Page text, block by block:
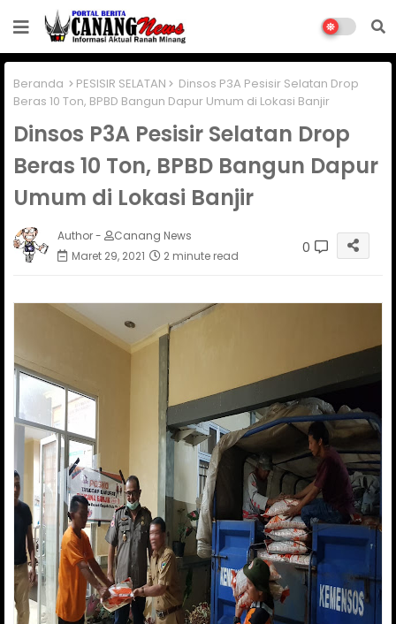
Beranda PESISIR SELATAN
Dinsos P3A Pesisir Selatan Drop
Beras 10 Ton, BPBD Bangun Dapur Umum di Lokasi Banjir
Dinsos P3A Pesisir Selatan Drop
Beras 10 Ton, BPBD Bangun Dapur
Umum di Lokasi Banjir
Author -
Canang News
Maret 29, 2021
2 minute read 0